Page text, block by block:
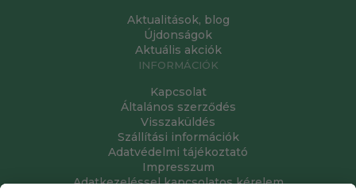
Aktualitások, blog
Újdonságok
Aktuális akciók
INFORMÁCIÓK
Kapcsolat
Általános szerződés
Visszaküldés
Szállítási információk
Adatvédelmi tájékoztató
Impresszum
Adatkezeléssel kapcsolatos kérelem